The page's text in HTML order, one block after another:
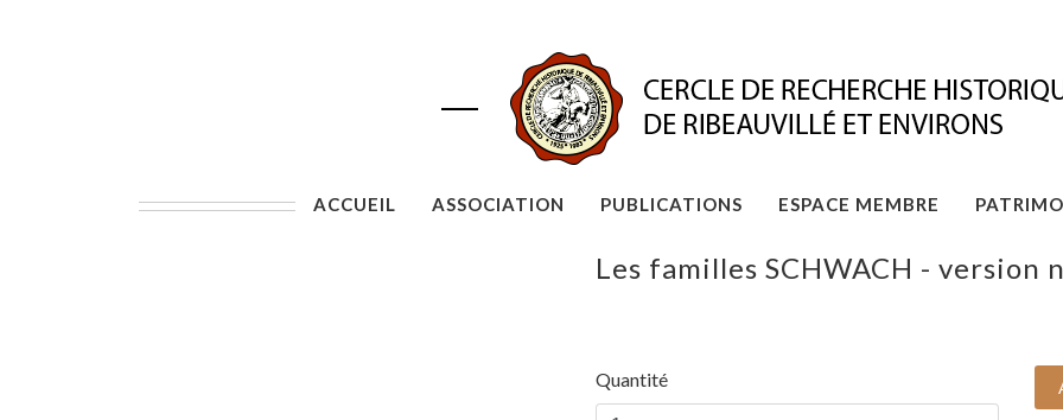
ACCUEIL ASSOCIATION PUBLICATIONS ESPACE MEMBRE
Les familles SCHWACH - version
Quantité